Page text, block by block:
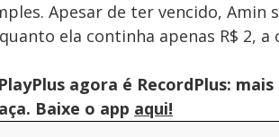
Apesar de ter vencido,
ela continha apenas R$ 2,
agora é RecordPlus:
Baixe o app aqui!